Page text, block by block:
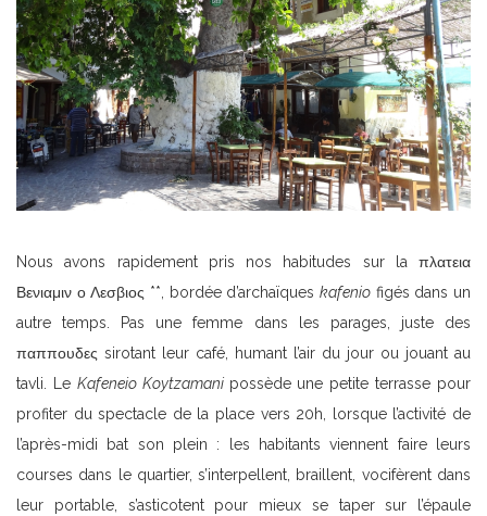
Nous avons rapidement pris nos habitudes sur la πλατεια
Βενιαμιν ο Λεσβιος **, bordée d’archaïques kafenio figés dans un
autre temps. Pas une femme dans les parages, juste des
παππουδες sirotant leur café, humant l’air du jour ou jouant au
tavli. Le Kafeneio Koytzamani possède une petite terrasse pour
profiter du spectacle de la place vers 20h, lorsque l’activité de
l’après-midi bat son plein : les habitants viennent faire leurs
courses dans le quartier, s’interpellent, braillent, vocifèrent dans
leur portable, s’asticotent pour mieux se taper sur l’épaule